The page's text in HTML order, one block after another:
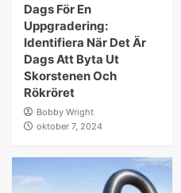
Dags För En
Uppgradering:
Identifiera När Det Är
Dags Att Byta Ut
Skorstenen Och
Rökröret
Bobby Wright
oktober 7, 2024